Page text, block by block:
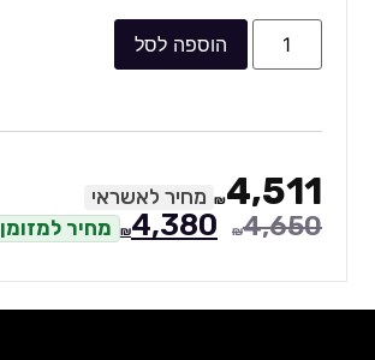
הוספה לסל
₪4,511 מחיר לאשראי
₪4,650
₪4,380 מחיר למזומן